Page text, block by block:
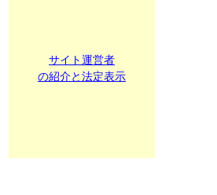
サイト運営者
の紹介と法定表示